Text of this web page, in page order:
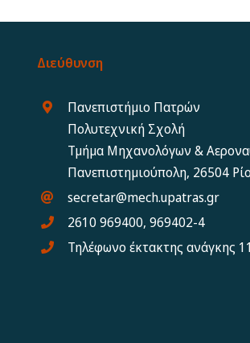
Διεύθυνση
Πανεπιστήμιο Πατρών
Πολυτεχνική Σχολή
Τμήμα Μηχανολόγων &
Πανεπιστημιούπολη, 26504
secretar@mech.upatras.gr
2610 969400, 969402-4
Τηλέφωνο έκτακτης ανάγκης